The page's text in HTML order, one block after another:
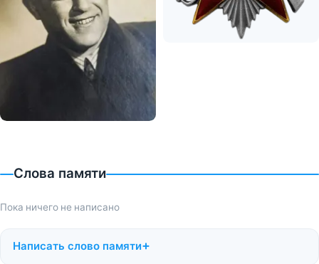
Слова памяти
Пока ничего не написано
Написать слово памяти